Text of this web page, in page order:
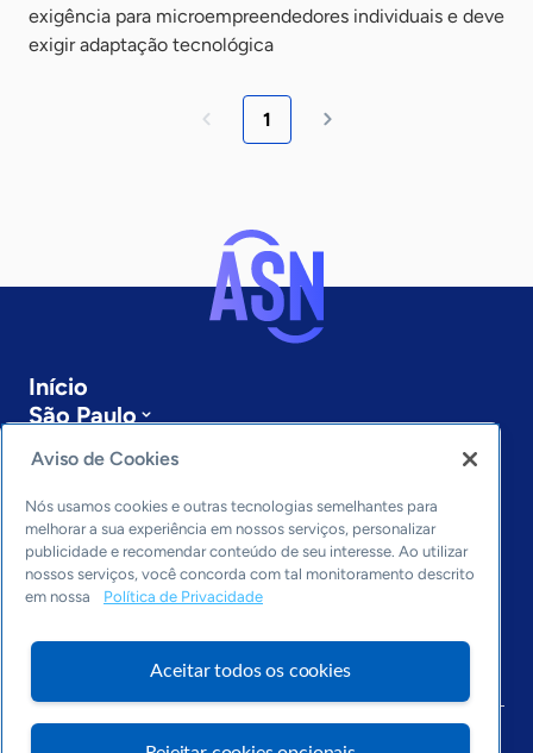
exigência para microempreendedores individuais e deve
exigir adaptação tecnológica
1
Início
São Paulo
Últimas notícias
Entre em contato
Editorias
Economia & Política
Inovação & Tecnologia
Arquivo
Aviso de Cookies
Nós usamos cookies e outras tecnologias semelhantes para
melhorar a sua experiência em nossos serviços, personalizar
publicidade e recomendar conteúdo de seu interesse. Ao utilizar
nossos serviços, você concorda com tal monitoramento descrito
em nossa
Política de Privacidade
Aceitar todos os cookies